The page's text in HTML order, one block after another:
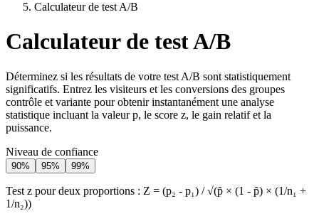
Calculateur de test A/B
Calculateur de test A/B
Déterminez si les résultats de votre test A/B sont statistiquement
significatifs. Entrez les visiteurs et les conversions des groupes
contrôle et variante pour obtenir instantanément une analyse
statistique incluant la valeur p, le score z, le gain relatif et la
puissance.
Niveau de confiance
90% 95% 99%
Test z pour deux proportions : Z = (p₂ - p₁) / √(p̂ × (1 - p̂) × (1/n₁ +
1/n₂))